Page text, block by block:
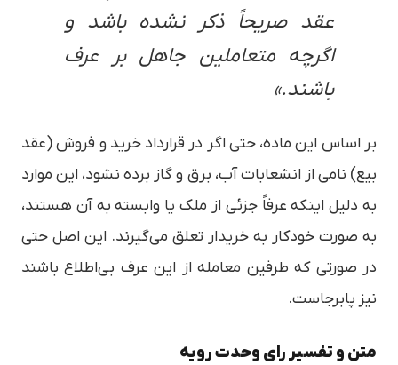
عقد صریحاً ذکر نشده باشد و
اگرچه متعاملین جاهل بر عرف
باشند.»
بر اساس این ماده، حتی اگر در قرارداد خرید و فروش (عقد
بیع) نامی از انشعابات آب، برق و گاز برده نشود، این موارد
به دلیل اینکه عرفاً جزئی از ملک یا وابسته به آن هستند،
به صورت خودکار به خریدار تعلق می‌گیرند. این اصل حتی
در صورتی که طرفین معامله از این عرف بی‌اطلاع باشند
نیز پابرجاست.
متن و تفسیر رای وحدت رویه